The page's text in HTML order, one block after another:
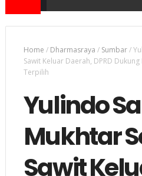
Home / Dharmasraya / Sumbar/
Sawit Keluar Daerah, DPRD
Terpilih
Yulindo
Mukhtar
Sawit